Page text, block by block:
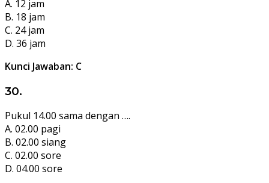
A. 12 jam
B. 18 jam
C. 24 jam
D. 36 jam
Kunci Jawaban: C
30.
Pukul 14.00 sama dengan ….
A. 02.00 pagi
B. 02.00 siang
C. 02.00 sore
D. 04.00 sore